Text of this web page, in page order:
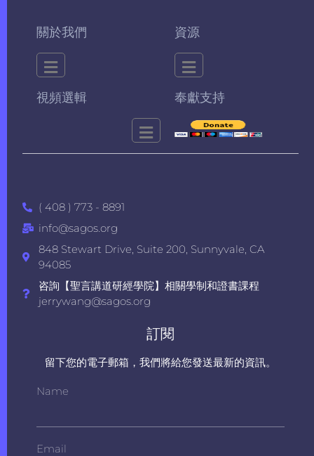
關於我們 資源
視頻選輯 奉獻支持
( 408 ) 773 - 8891
info@sagos.org
848 Stewart Drive, Suite 200, Sunnyvale, CA
94085
咨詢【聖言講道研經學院】相關學制和證書課程
jerrywang@sagos.org
訂閱
留下您的電子郵箱，我們將給您發送最新的資訊。
Name
Email